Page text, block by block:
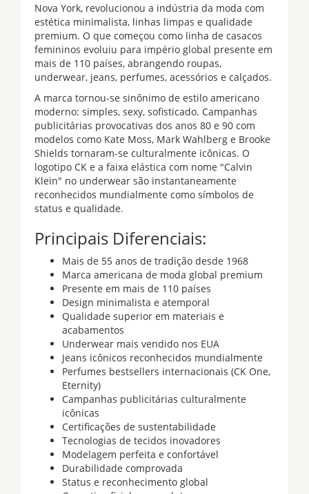
Nova York, revolucionou a indústria da moda com
estética minimalista, linhas limpas e qualidade
premium. O que começou como linha de casacos
femininos evoluiu para império global presente em
mais de 110 países, abrangendo roupas,
underwear, jeans, perfumes, acessórios e calçados.
A marca tornou-se sinônimo de estilo americano
moderno: simples, sexy, sofisticado. Campanhas
publicitárias provocativas dos anos 80 e 90 com
modelos como Kate Moss, Mark Wahlberg e Brooke
Shields tornaram-se culturalmente icônicas. O
logotipo CK e a faixa elástica com nome "Calvin
Klein" no underwear são instantaneamente
reconhecidos mundialmente como símbolos de
status e qualidade.
Principais Diferenciais:
Mais de 55 anos de tradição desde 1968
Marca americana de moda global premium
Presente em mais de 110 países
Design minimalista e atemporal
Qualidade superior em materiais e
acabamentos
Underwear mais vendido nos EUA
Jeans icônicos reconhecidos mundialmente
Perfumes bestsellers internacionais (CK One,
Eternity)
Campanhas publicitárias culturalmente
icônicas
Certificações de sustentabilidade
Tecnologias de tecidos inovadores
Modelagem perfeita e confortável
Durabilidade comprovada
Status e reconhecimento global